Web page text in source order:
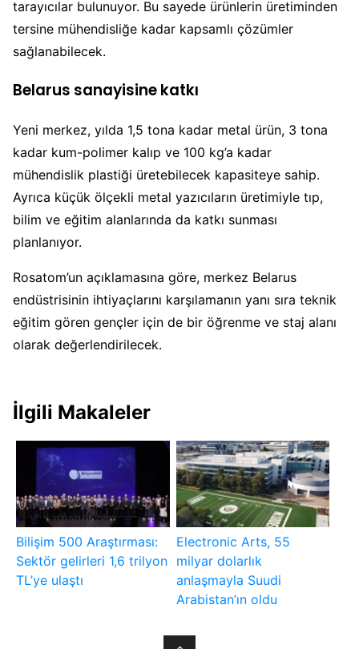
tarayıcılar bulunuyor. Bu sayede ürünlerin üretiminden
tersine mühendisliğe kadar kapsamlı çözümler
sağlanabilecek.
Belarus sanayisine katkı
Yeni merkez, yılda 1,5 tona kadar metal ürün, 3 tona
kadar kum-polimer kalıp ve 100 kg’a kadar
mühendislik plastiği üretebilecek kapasiteye sahip.
Ayrıca küçük ölçekli metal yazıcıların üretimiyle tıp,
bilim ve eğitim alanlarında da katkı sunması
planlanıyor.
Rosatom’un açıklamasına göre, merkez Belarus
endüstrisinin ihtiyaçlarını karşılamanın yanı sıra teknik
eğitim gören gençler için de bir öğrenme ve staj alanı
olarak değerlendirilecek.
İlgili Makaleler
Bilişim 500 Araştırması:
Sektör gelirleri 1,6 trilyon
TL’ye ulaştı
Electronic Arts, 55
milyar dolarlık
anlaşmayla Suudi
Arabistan’ın oldu